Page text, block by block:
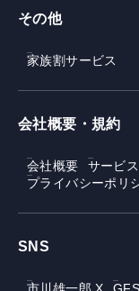
その他
家族割サービス
会社概要・規約
会社概要 サービ
プライバシーポリ
SNS